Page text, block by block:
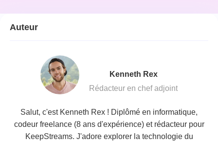
Auteur
Kenneth Rex
Rédacteur en chef adjoint
Salut, c'est Kenneth Rex ! Diplômé en informatique,
codeur freelance (8 ans d'expérience) et rédacteur pour
KeepStreams. J'adore explorer la technologie du